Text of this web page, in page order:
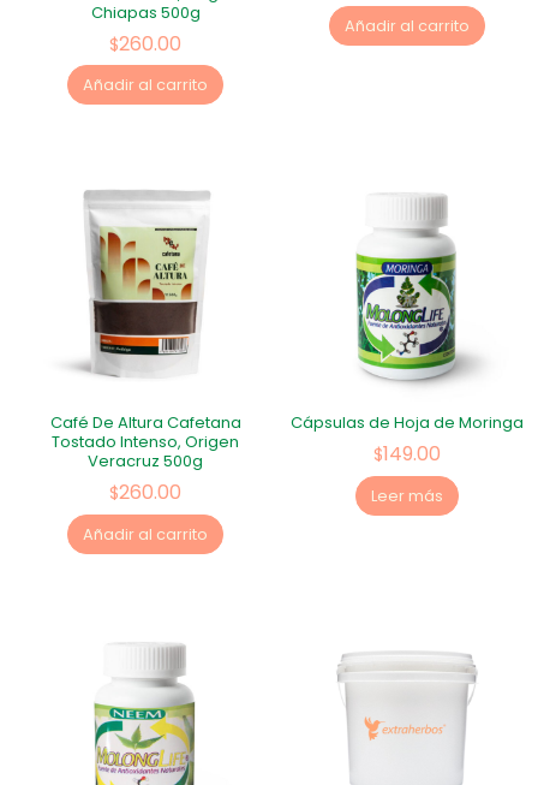
Chiapas 500g
$260.00
Añadir al carrito
Añadir al carrito
Café De Altura Cafetana
Tostado Intenso, Origen
Veracruz 500g
$260.00
Añadir al carrito
Cápsulas de Hoja de Moringa
$149.00
Leer más